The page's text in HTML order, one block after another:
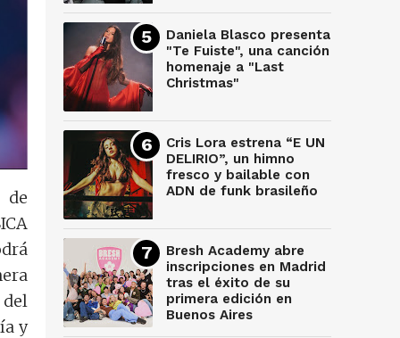
de
y
Daniela Blasco presenta
"Te Fuiste", una canción
homenaje a "Last
Christmas"
Cris Lora estrena “E UN
DELIRIO”, un himno
fresco y bailable con
ADN de funk brasileño
Bresh Academy abre
inscripciones en Madrid
tras el éxito de su
primera edición en
Buenos Aires